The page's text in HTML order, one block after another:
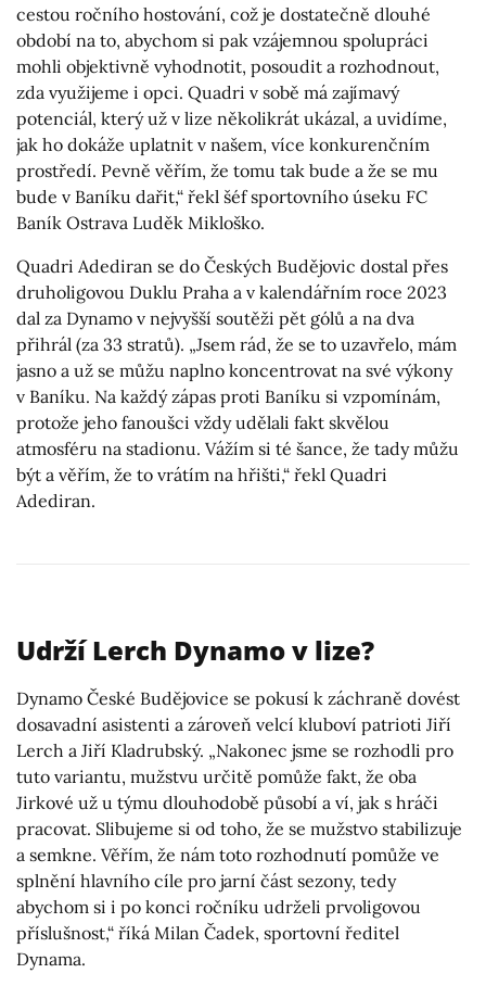
cestou ročního hostování, což je dostatečně dlouhé
období na to, abychom si pak vzájemnou spolupráci
mohli objektivně vyhodnotit, posoudit a rozhodnout,
zda využijeme i opci. Quadri v sobě má zajímavý
potenciál, který už v lize několikrát ukázal, a uvidíme,
jak ho dokáže uplatnit v našem, více konkurenčním
prostředí. Pevně věřím, že tomu tak bude a že se mu
bude v Baníku dařit,“ řekl šéf sportovního úseku FC
Baník Ostrava Luděk Mikloško.
Quadri Adediran se do Českých Budějovic dostal přes
druholigovou Duklu Praha a v kalendářním roce 2023
dal za Dynamo v nejvyšší soutěži pět gólů a na dva
přihrál (za 33 stratů). „Jsem rád, že se to uzavřelo, mám
jasno a už se můžu naplno koncentrovat na své výkony
v Baníku. Na každý zápas proti Baníku si vzpomínám,
protože jeho fanoušci vždy udělali fakt skvělou
atmosféru na stadionu. Vážím si té šance, že tady můžu
být a věřím, že to vrátím na hřišti,“ řekl Quadri
Adediran.
Udrží Lerch Dynamo v lize?
Dynamo České Budějovice se pokusí k záchraně dovést
dosavadní asistenti a zároveň velcí kluboví patrioti Jiří
Lerch a Jiří Kladrubský. „Nakonec jsme se rozhodli pro
tuto variantu, mužstvu určitě pomůže fakt, že oba
Jirkové už u týmu dlouhodobě působí a ví, jak s hráči
pracovat. Slibujeme si od toho, že se mužstvo stabilizuje
a semkne. Věřím, že nám toto rozhodnutí pomůže ve
splnění hlavního cíle pro jarní část sezony, tedy
abychom si i po konci ročníku udrželi prvoligovou
příslušnost,“ říká Milan Čadek, sportovní ředitel
Dynama.